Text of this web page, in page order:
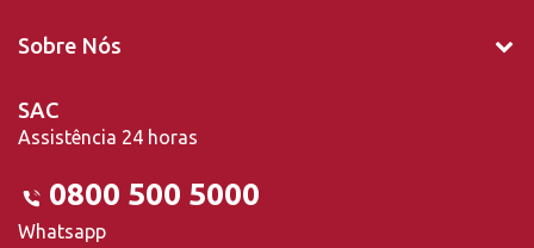
Sobre Nós
SAC
Assistência 24 horas
0800 500 5000
Whatsapp